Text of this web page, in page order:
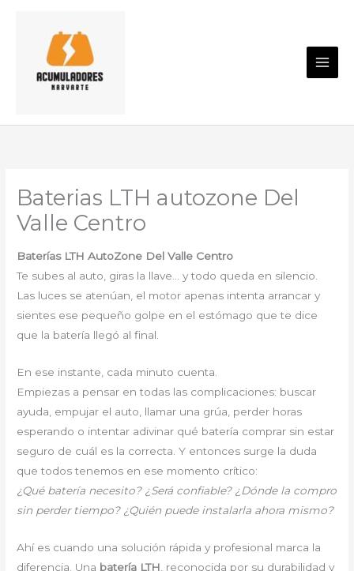
contenido
Baterias LTH autozone Del
Valle Centro
Baterías LTH AutoZone Del Valle Centro
Te subes al auto, giras la llave… y todo queda en silencio.
Las luces se atenúan, el motor apenas intenta arrancar y
sientes ese pequeño golpe en el estómago que te dice
que la batería llegó al final.
En ese instante, cada minuto cuenta.
Empiezas a pensar en todas las complicaciones: buscar
ayuda, empujar el auto, llamar una grúa, perder horas
esperando o intentar adivinar qué batería comprar sin estar
seguro de cuál es la correcta. Y entonces surge la duda
que todos tenemos en ese momento crítico:
¿Qué batería necesito? ¿Será confiable? ¿Dónde la compro
sin perder tiempo? ¿Quién puede instalarla ahora mismo?
Ahí es cuando una solución rápida y profesional marca la
diferencia. Una batería LTH , reconocida por su durabilidad y